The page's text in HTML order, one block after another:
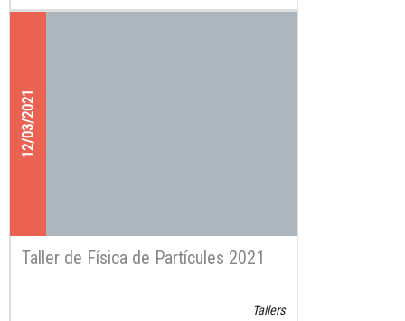
12/03/2021
Taller de Física de Partícules 2021
Tallers